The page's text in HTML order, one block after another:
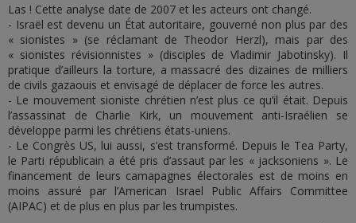
Las ! Cette analyse date de 2007 et les acteurs ont changé.
- Israël est devenu un État autoritaire, gouverné non plus par des
« sionistes » (se réclamant de Theodor Herzl), mais par des
« sionistes révisionnistes » (disciples de Vladimir Jabotinsky). Il
pratique d’ailleurs la torture, a massacré des dizaines de milliers
de civils gazaouis et envisagé de déplacer de force les autres.
- Le mouvement sioniste chrétien n’est plus ce qu’il était. Depuis
l’assassinat de Charlie Kirk, un mouvement anti-Israélien se
développe parmi les chrétiens états-uniens.
- Le Congrès US, lui aussi, s’est transformé. Depuis le Tea Party,
le Parti républicain a été pris d’assaut par les « jacksoniens ». Le
financement de leurs camapagnes électorales est de moins en
moins assuré par l’American Israel Public Affairs Committee
(AIPAC) et de plus en plus par les trumpistes.